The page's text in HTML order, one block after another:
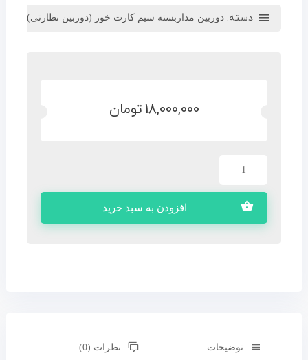
دسته: دوربین مداربسته سیم کارت خور (دوربین نظارتی)
18,000,000 تومان
افزودن به سبد خرید
توضیحات نظرات (0)